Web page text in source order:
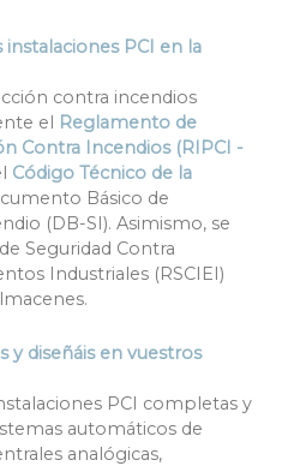
PCI en la
contra incendios
el Reglamento de
Contra Incendios (RIPCI -
Código Técnico de la
Básico de
(DB-SI). Asimismo, se
Seguridad Contra
Industriales (RSCIEI)
y diseñáis en vuestros
PCI completas y
automáticos de
analógicas,